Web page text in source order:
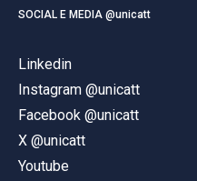
SOCIAL E MEDIA @unicatt
Linkedin
Instagram @unicatt
Facebook @unicatt
X @unicatt
Youtube